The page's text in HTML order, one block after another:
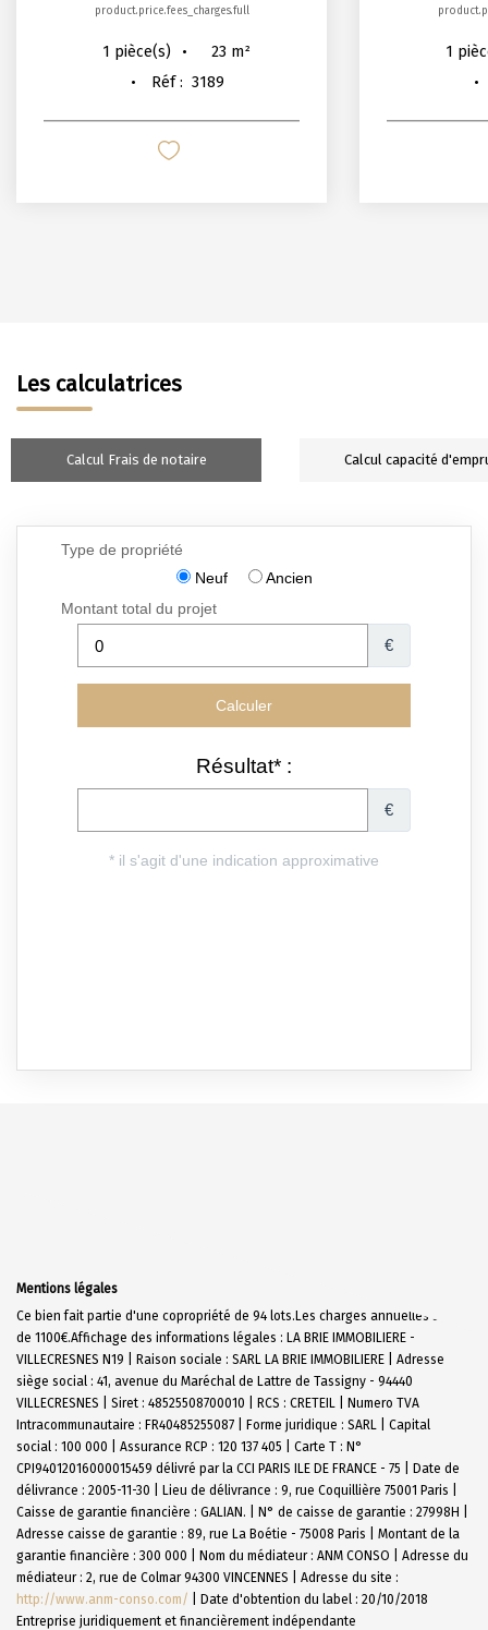
product.price.fees_charges.full
1 pièce(s) 23 m²
Réf : 3189
1
Les calculatrices
Calcul Frais de notaire Calcul capacité
Mentions légales
Ce bien fait partie d'une copropriété de 94 lots.Les charges annuelles sont
de 1100€.Affichage des informations légales : LA BRIE IMMOBILIERE -
VILLECRESNES N19 | Raison sociale : SARL LA BRIE IMMOBILIERE | Adresse
siège social : 41, avenue du Maréchal de Lattre de Tassigny - 94440
VILLECRESNES | Siret : 48525508700010 | RCS : CRETEIL | Numero TVA
Intracommunautaire : FR40485255087 | Forme juridique : SARL | Capital
social : 100 000 | Assurance RCP : 120 137 405 | Carte T : N°
CPI94012016000015459 délivré par la CCI PARIS ILE DE FRANCE - 75 | Date de
délivrance : 2005-11-30 | Lieu de délivrance : 9, rue Coquillière 75001 Paris |
Caisse de garantie financière : GALIAN. | N° de caisse de garantie : 27998H |
Adresse caisse de garantie : 89, rue La Boétie - 75008 Paris | Montant de la
garantie financière : 300 000 | Nom du médiateur : ANM CONSO | Adresse du
médiateur : 2, rue de Colmar 94300 VINCENNES | Adresse du site :
http://www.anm-conso.com/ | Date d'obtention du label : 20/10/2018
Entreprise juridiquement et financièrement indépendante